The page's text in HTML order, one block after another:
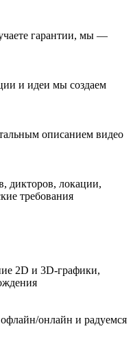
гарантии, мы —
и идеи мы создаем
описанием видео
дикторов, локации,
требования
2D и 3D-графики,
онлайн и радуемся